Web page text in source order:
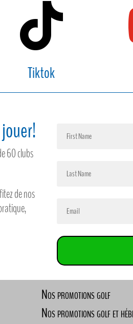

Tiktok
60 clubs
de nos
Nos promotions golf
Nos promotions golf et